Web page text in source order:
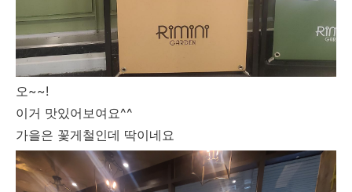
오~~!
이거 맛있어보여요^^
가을은 꽃게철인데 딱이네요